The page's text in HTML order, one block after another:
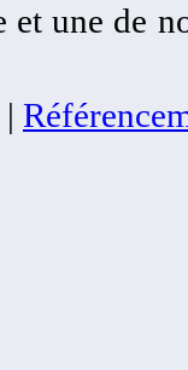
une de
|